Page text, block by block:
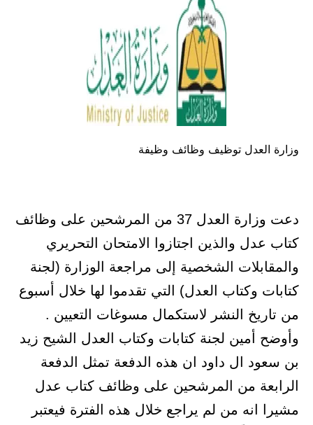
وزارة العدل توظيف وظائف وظيفة
دعت وزارة العدل 37 من المرشحين على وظائف
كتاب عدل والذين اجتازوا الامتحان التحريري
والمقابلات الشخصية إلى مراجعة الوزارة (لجنة
كتابات وكتاب العدل) التي تقدموا لها خلال أسبوع
من تاريخ النشر لاستكمال مسوغات التعيين .
وأوضح أمين لجنة كتابات وكتاب العدل الشيح زيد
بن سعود ال داود ان هذه الدفعة تمثل الدفعة
الرابعة من المرشحين على وظائف كتاب عدل
مشيرا انه من لم يراجع خلال هذه الفترة فيعتبر